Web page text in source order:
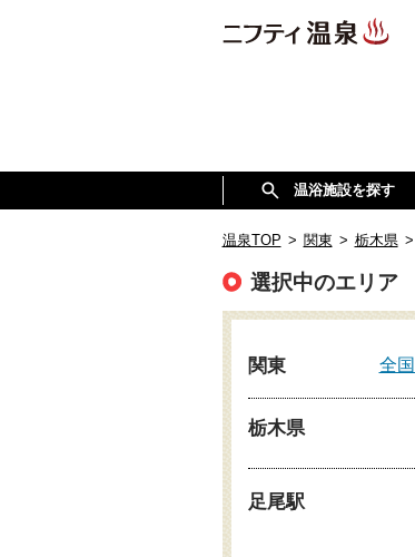
温浴施設を探す
温泉TOP > 関東 > 栃木県 >
選択中のエリア
関東 全
栃木県
足尾駅